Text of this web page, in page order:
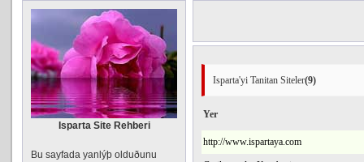
Isparta Site Rehberi
Bu sayfada yanlýþ olduðunu
Isparta'yi Tanitan Siteler(9)
Yer
http://www.ispartaya.com